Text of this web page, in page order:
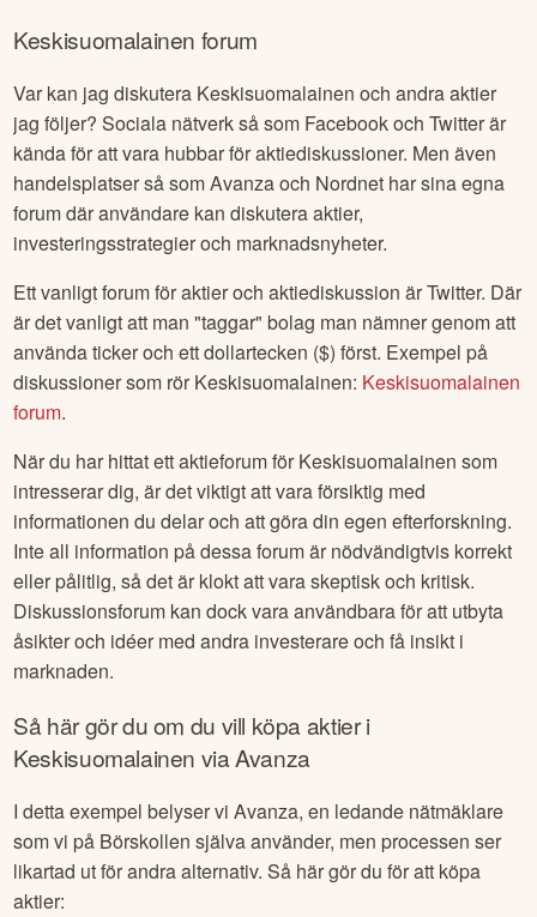
Keskisuomalainen forum
Var kan jag diskutera Keskisuomalainen och andra aktier
jag följer? Sociala nätverk så som Facebook och Twitter är
kända för att vara hubbar för aktiediskussioner. Men även
handelsplatser så som Avanza och Nordnet har sina egna
forum där användare kan diskutera aktier,
investeringsstrategier och marknadsnyheter.
Ett vanligt forum för aktier och aktiediskussion är Twitter. Där
är det vanligt att man "taggar" bolag man nämner genom att
använda ticker och ett dollartecken ($) först. Exempel på
diskussioner som rör Keskisuomalainen: Keskisuomalainen
forum.
När du har hittat ett aktieforum för Keskisuomalainen som
intresserar dig, är det viktigt att vara försiktig med
informationen du delar och att göra din egen efterforskning.
Inte all information på dessa forum är nödvändigtvis korrekt
eller pålitlig, så det är klokt att vara skeptisk och kritisk.
Diskussionsforum kan dock vara användbara för att utbyta
åsikter och idéer med andra investerare och få insikt i
marknaden.
Så här gör du om du vill köpa aktier i
Keskisuomalainen via Avanza
I detta exempel belyser vi Avanza, en ledande nätmäklare
som vi på Börskollen själva använder, men processen ser
likartad ut för andra alternativ. Så här gör du för att köpa
aktier: